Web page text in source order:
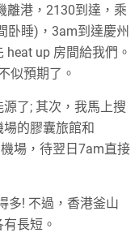
離港，2130到達，乘
卧睡)，3am到達慶州
up 房間給我們。
似預期了。
了; 其次，我馬上搜
的膠囊旅館和
場，待翌日7am直接
多! 不過，香港釜山
長短。